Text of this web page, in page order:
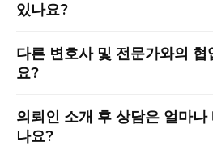
있나요?
다른 변호사 및 전문가와의 협
요?
의뢰인 소개 후 상담은 얼마나
나요?